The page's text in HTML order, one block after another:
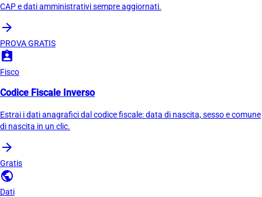
CAP e dati amministrativi sempre aggiornati.
arrow_forward
PROVA GRATIS
assignment_ind
Fisco
Codice Fiscale Inverso
Estrai i dati anagrafici dal codice fiscale: data di nascita, sesso e comune
di nascita in un clic.
arrow_forward
Gratis
public
Dati